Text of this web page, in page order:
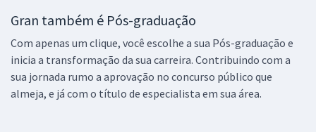
Gran também é Pós-graduação
Com apenas um clique, você escolhe a sua Pós-graduação e
inicia a transformação da sua carreira. Contribuindo com a
sua jornada rumo a aprovação no concurso público que
almeja, e já com o título de especialista em sua área.